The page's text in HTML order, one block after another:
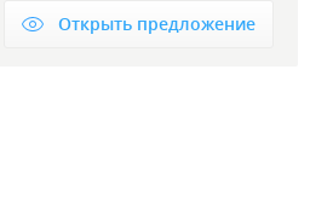
Открыть предложение